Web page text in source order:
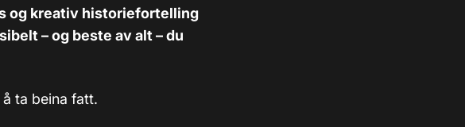
og kreativ historiefortelling
– og beste av alt – du
ta beina fatt.